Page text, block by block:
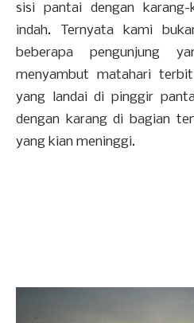
sisi pantai dengan
indah. Ternyata kami
beberapa pengunjung
menyambut matahari
yang landai di pinggir
dengan karang di bagian
yang kian meninggi.